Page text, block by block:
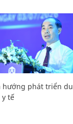
hướng phát triển du
y tế